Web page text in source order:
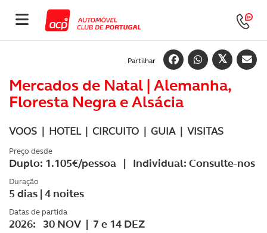
Partilhar
Mercados de Natal | Alemanha,
Floresta Negra e Alsácia
VOOS | HOTEL | CIRCUITO | GUIA | VISITAS
Preço desde
Duplo: 1.105€/pessoa | Individual: Consulte-nos
Duração
5 dias | 4 noites
Datas de partida
2026: 30 NOV | 7 e 14 DEZ